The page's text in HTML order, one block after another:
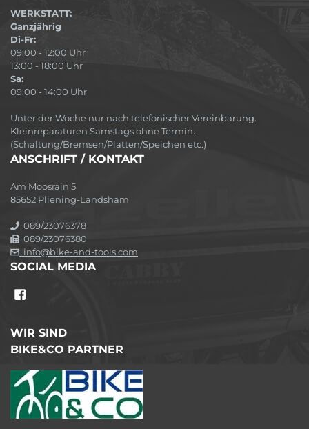
WERKSTATT:
Ganzjährig
Di-Fr:
09:00 - 12:00 Uhr
13:00 - 18:00 Uhr
Sa:
09:00 - 14:00 Uhr
Unter der Woche nur nach telefonischer Vereinbarung.
Kleinreparaturen Samstags ohne Termin.
(Schaltung/Bremsen/Platten/Speichen etc.)
ANSCHRIFT / KONTAKT
Am Moosrain 5
85652 Pliening-Landsham
089/23076378
089/23076380
info@bike-and-tools.com
SOCIAL MEDIA
WIR SIND
BIKE&CO PARTNER